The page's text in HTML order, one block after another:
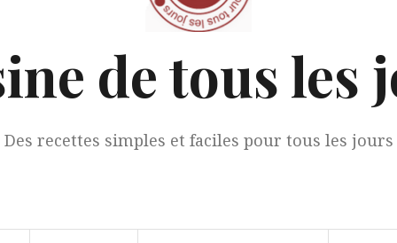
de tous les
Des recettes simples et faciles pour tous les jours